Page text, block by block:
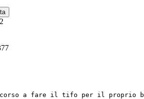
a fare il tifo per il proprio